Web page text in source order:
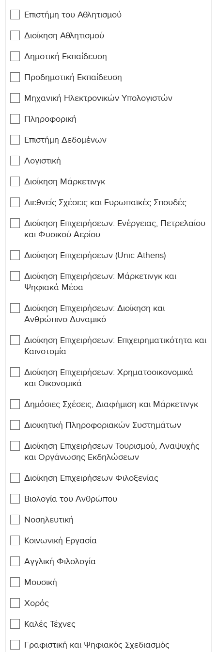
MENG-
Mechanical Engineering Design
312
Manufacturing Processes
MENG-
Mechanical Measurements and
MENG-
340
MENG-
342
Systems and Control Engineering
MENG-
350
MENG-
430
Internal Combustion Engines 6
MENG-
482
Energy Conversion Systems
MENG-
494
MENG-
Min. ECTS Credits: 36 Max. ECTS Credits: 36
Course
ID
Course Title
ECTS
Credits
MENG-
324
Introduction to Space Environment
and Spacecraft Engineering
6
MENG-
410
MENG-
412
420
Biomechanics
MENG-
424
Engineering
MENG-
Automotive Engineering
434
Vehicle Dynamics
MENG-
Επιστήμη του Αθλητισμού
Διοίκηση Αθλητισμού
Δημοτική Εκπαίδευση
Προδημοτική Εκπαίδευση
Μηχανική Ηλεκτρονικών Υπολογιστών
Πληροφορική
Επιστήμη Δεδομένων
Λογιστική
Διοίκηση Μάρκετινγκ
Διεθνείς Σχέσεις και Ευρωπαϊκές Σπουδές
Διοίκηση Επιχειρήσεων: Ενέργειας, Πετρελαίου
και Φυσικού Aερίου
Διοίκηση Επιχειρήσεων (Unic Athens)
Διοίκηση Επιχειρήσεων: Μάρκετινγκ και
Ψηφιακά Μέσα
Διοίκηση Επιχειρήσεων: Διοίκηση και
Ανθρώπινο Δυναμικό
Διοίκηση Επιχειρήσεων: Επιχειρηματικότητα και
Καινοτομία
Διοίκηση Επιχειρήσεων: Χρηματοοικονομικά
και Οικονομικά
Δημόσιες Σχέσεις, Διαφήμιση και Μάρκετινγκ
Διοικητική Πληροφοριακών Συστημάτων
Διοίκηση Επιχειρήσεων Τουρισμού, Αναψυχής
και Οργάνωσης Εκδηλώσεων
Διοίκηση Επιχειρήσεων Φιλοξενίας
Βιολογία του Ανθρώπου
Νοσηλευτική
Κοινωνική Εργασία
Αγγλική Φιλολογία
Μουσική
Χορός
Καλές Τέχνες
Γραφιστική και Ψηφιακός Σχεδιασμός